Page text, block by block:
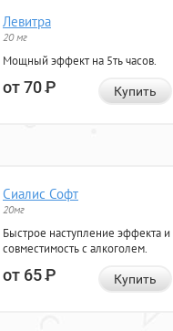
Левитра
20 мг
Мощный эффект на 5ть часов.
от 70Р Купить
Сиалис Софт
20мг
Быстрое наступление эффекта и
совместимость с алкоголем.
от 65Р Купить